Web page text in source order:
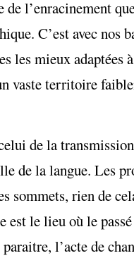
l’enracinement
C’est avec nos
les mieux adaptées
vaste territoire
de la
de la langue. Les
sommets, rien de
le lieu où le
l’acte de